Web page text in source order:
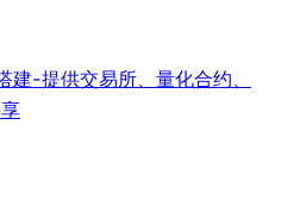
-提供交易所、量化合约、